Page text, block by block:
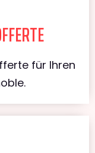
für Ihren